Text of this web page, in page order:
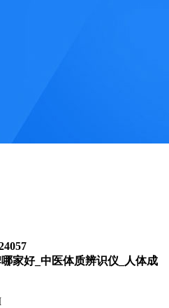
家好_中医体质辨识仪_人体成